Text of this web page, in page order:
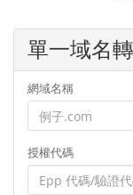
單一域名
網域名稱
授權代碼